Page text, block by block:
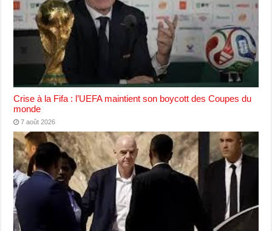
Crise à la Fifa : l’UEFA maintient son boycott des Coupes du
monde
7 août 2026